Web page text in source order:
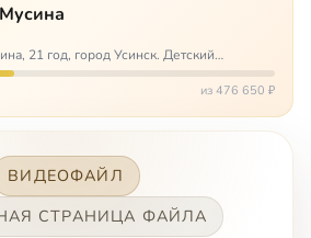
21 год, город Усинск. Детский
паралич, передвигается на ходунках или
требуется помощь, чтобы ногииз 476 650 ₽
ВИДЕОФАЙЛ
СТРАНИЦА ФАЙЛА